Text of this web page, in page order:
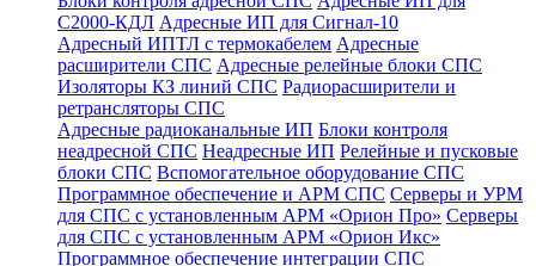
С2000-КДЛ Адресные ИП для Сигнал-10
Адресный ИПТЛ с термокабелем Адресные
расширители СПС Адресные релейные блоки СПС
Изоляторы КЗ линий СПС Радиорасширители и
ретрансляторы СПС
Адресные радиоканальные ИП Блоки контроля
неадресной СПС Неадресные ИП Релейные и пусковые
блоки СПС Вспомогательное оборудование СПС
Программное обеспечение и АРМ СПС Серверы и УРМ
для СПС с установленным АРМ «Орион Про» Серверы
для СПС с установленным АРМ «Орион Икс»
Программное обеспечение интеграции СПС